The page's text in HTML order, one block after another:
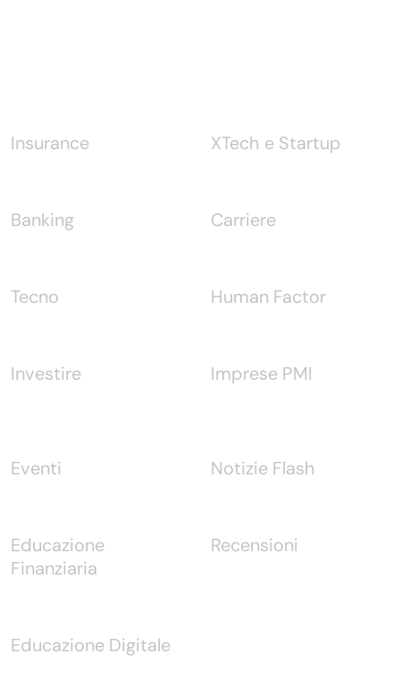
Insurance
Banking
Tecno
Investire
XTech e Startup
Carriere
Human Factor
Imprese PMI
Eventi
Educazione
Finanziaria
Educazione Digitale
Notizie Flash
Recensioni